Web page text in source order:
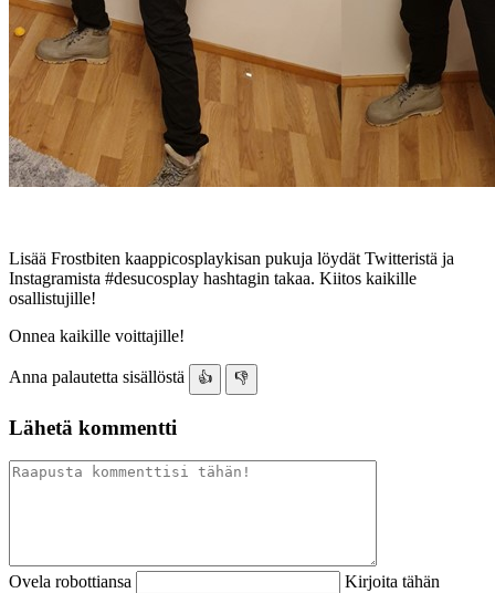
Lisää Frostbiten kaappicosplaykisan pukuja löydät Twitteristä ja
Instagramista #desucosplay hashtagin takaa. Kiitos kaikille
osallistujille!
Onnea kaikille voittajille!
Anna palautetta sisällöstä 👍 👎
Lähetä kommentti
Ovela robottiansa
Kirjoita tähän